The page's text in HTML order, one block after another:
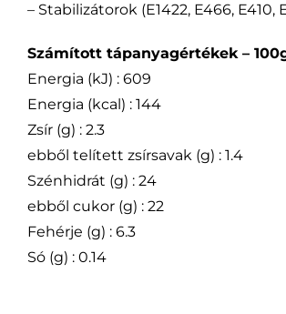
– Stabilizátorok (E1422, E466, E410,
Számított tápanyagértékek –
Energia (kJ) : 609
Energia (kcal) : 144
Zsír (g) : 2.3
ebből telített zsírsavak (g) : 1.4
Szénhidrát (g) : 24
ebből cukor (g) : 22
Fehérje (g) : 6.3
Só (g) : 0.14